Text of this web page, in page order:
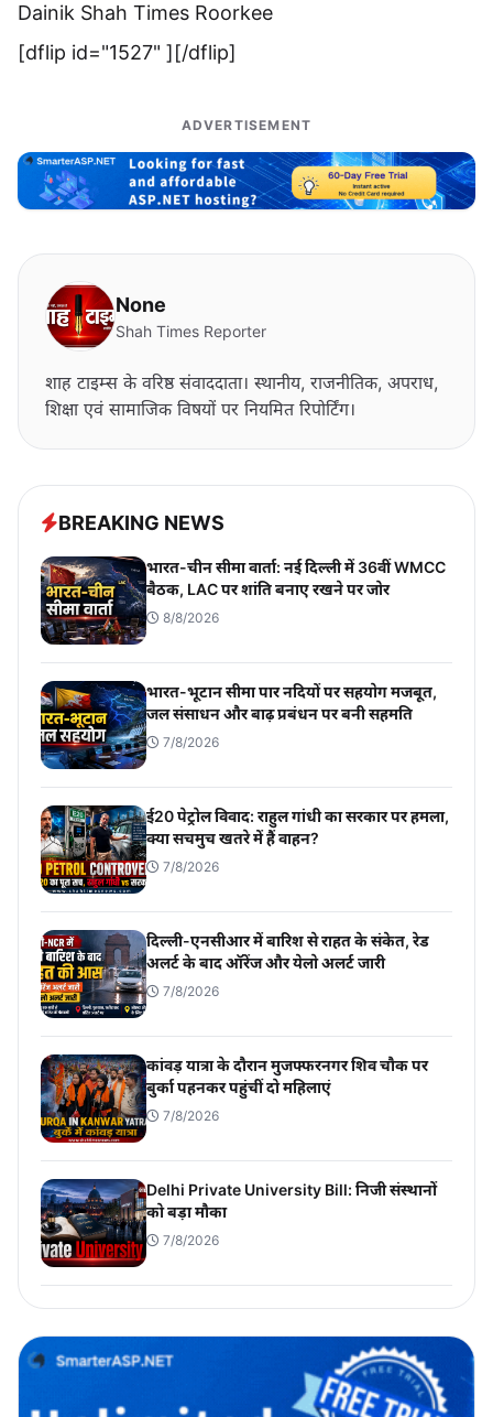
Dainik Shah Times Roorkee
[dflip id="1527" ][/dflip]
ADVERTISEMENT
None
Shah Times Reporter
शाह टाइम्स के वरिष्ठ संवाददाता। स्थानीय, राजनीतिक, अपराध,
शिक्षा एवं सामाजिक विषयों पर नियमित रिपोर्टिंग।
BREAKING NEWS
भारत-चीन सीमा वार्ता: नई दिल्ली में 36वीं WMCC
बैठक, LAC पर शांति बनाए रखने पर जोर
8/8/2026
भारत-भूटान सीमा पार नदियों पर सहयोग मजबूत,
जल संसाधन और बाढ़ प्रबंधन पर बनी सहमति
7/8/2026
ई20 पेट्रोल विवाद: राहुल गांधी का सरकार पर हमला,
क्या सचमुच खतरे में हैं वाहन?
7/8/2026
दिल्ली-एनसीआर में बारिश से राहत के संकेत, रेड
अलर्ट के बाद ऑरेंज और येलो अलर्ट जारी
7/8/2026
कांवड़ यात्रा के दौरान मुजफ्फरनगर शिव चौक पर
बुर्का पहनकर पहुंचीं दो महिलाएं
7/8/2026
Delhi Private University Bill: निजी संस्थानों
को बड़ा मौका
7/8/2026